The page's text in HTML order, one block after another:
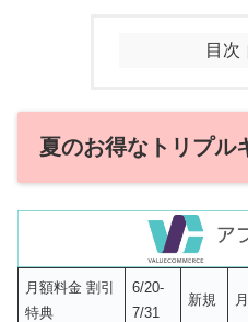
目次
夏のお得なトリプル
月額料金 割引
特典
6/20-
7/31
新規